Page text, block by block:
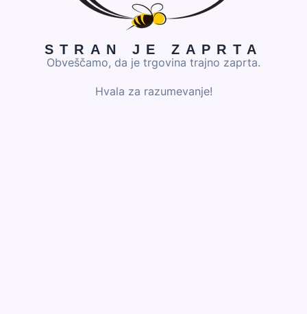
STRAN JE ZAPRTA
Obveščamo, da je trgovina trajno zaprta.
Hvala za razumevanje!